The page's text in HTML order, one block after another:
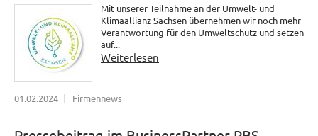
Mit unserer Teilnahme an der Umwelt- und
Klimaallianz Sachsen übernehmen wir noch mehr
Verantwortung für den Umweltschutz und setzen
auf...
Weiterlesen
01.02.2024 Firmennews